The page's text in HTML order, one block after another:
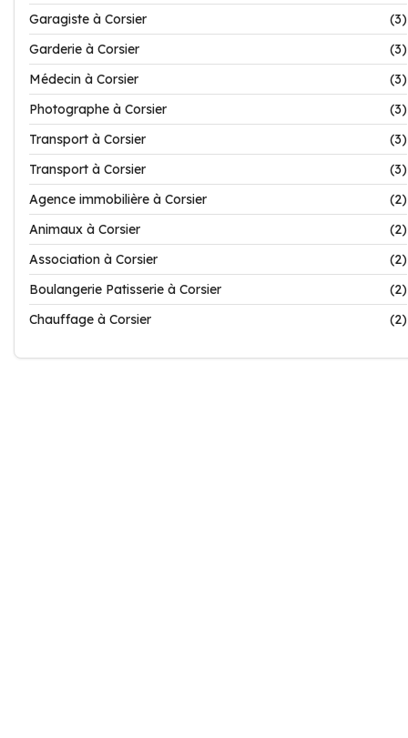
Garagiste à Corsier
(3)
Garderie à Corsier
(3)
Médecin à Corsier
(3)
Photographe à Corsier
(3)
Transport à Corsier
(3)
Transport à Corsier
(3)
Agence immobilière à Corsier
(2)
Animaux à Corsier
(2)
Association à Corsier
(2)
Boulangerie Patisserie à Corsier
(2)
Chauffage à Corsier
(2)